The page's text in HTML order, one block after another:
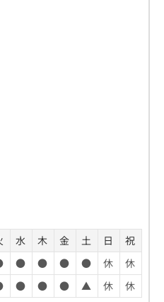
水 木 金 土 日
祝
● ● ● ● 休
休
● ● ● ▲ 休
休